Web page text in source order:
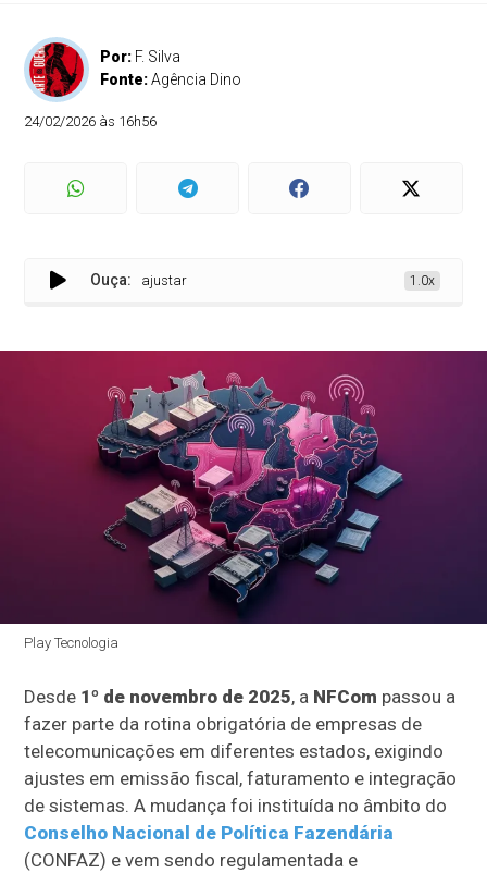
Por: F. Silva
Fonte:Agência Dino
24/02/2026 às 16h56
Ouça:
precisam ajustar 1.0x
Play Tecnologia
Desde 1º de novembro de 2025, a NFCom passou a
fazer parte da rotina obrigatória de empresas de
telecomunicações em diferentes estados, exigindo
ajustes em emissão fiscal, faturamento e integração
de sistemas. A mudança foi instituída no âmbito do
Conselho Nacional de Política Fazendária
(CONFAZ) e vem sendo regulamentada e